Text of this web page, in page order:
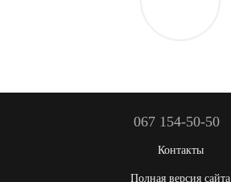
067 154-50-50
Контакты
Полная версия сайта